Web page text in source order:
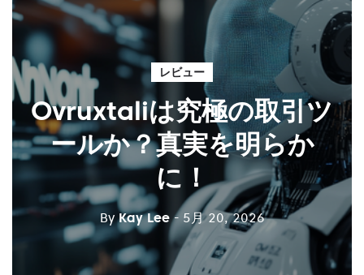
レビュー
Ovruxtaliは究極の取引ツ
ールか？真実を明らか
に！
ByKay Lee - 5月 20, 2026